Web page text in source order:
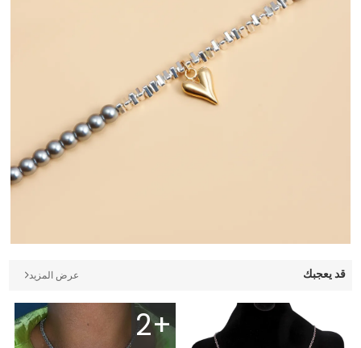
قد يعجبك عرض المزيد
2+